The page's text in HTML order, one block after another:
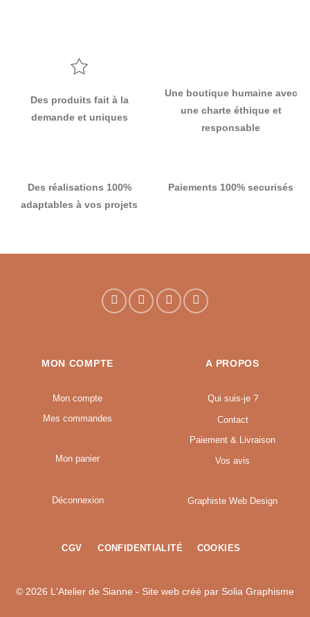
Des produits fait à la
demande et uniques
Une boutique humaine avec
une charte éthique et
responsable
Des réalisations 100%
adaptables à vos projets
Paiements 100% securisés
MON COMPTE
Mon compte
Mes commandes
Mon panier
Déconnexion
A PROPOS
Qui suis-je ?
Contact
Paiement & Livraison
Vos avis
Graphiste Web Design
CGV CONFIDENTIALITÉ COOKIES
© 2026 L'Atelier de Sianne - Site web créé par Solia Graphisme